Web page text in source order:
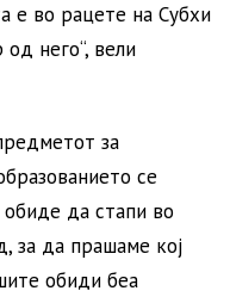
е во рацете на Субхи
него“, вели
за
се
обиде да стапи во
за да прашаме кој
обиди беа